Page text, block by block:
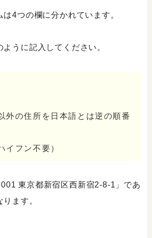
4つの欄に分かれています。
ように記入してください。
外の住所を日本語とは逆の順番
フン不要）
東京都新宿区西新宿2-8-1」であ
ます。